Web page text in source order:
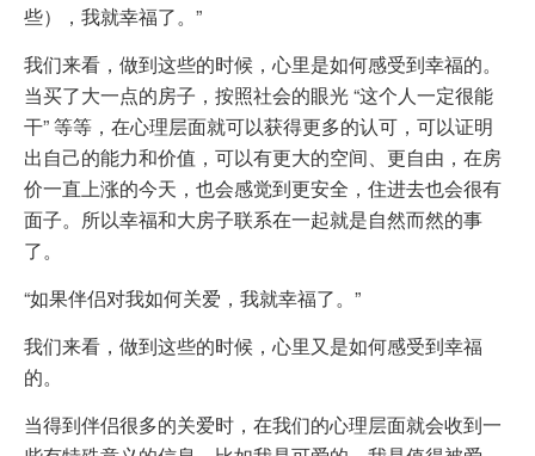
些），我就幸福了。”
我们来看，做到这些的时候，心里是如何感受到幸福的。
当买了大一点的房子，按照社会的眼光 “这个人一定很能
干” 等等，在心理层面就可以获得更多的认可，可以证明
出自己的能力和价值，可以有更大的空间、更自由，在房
价一直上涨的今天，也会感觉到更安全，住进去也会很有
面子。所以幸福和大房子联系在一起就是自然而然的事
了。
“如果伴侣对我如何关爱，我就幸福了。”
我们来看，做到这些的时候，心里又是如何感受到幸福
的。
当得到伴侣很多的关爱时，在我们的心理层面就会收到一